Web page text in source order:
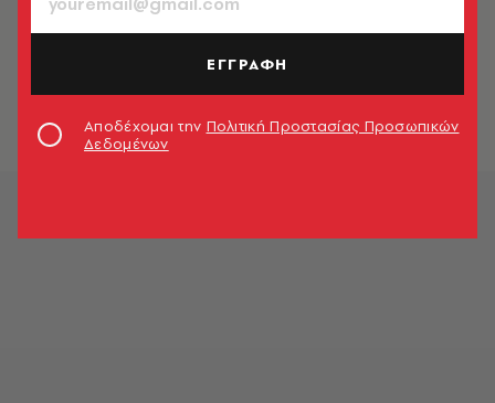
ΕΠΙΚΑΙΡΟΤΗΤΑ
Σαν σήμερα 13 Μαΐου του 1883
γεννήθηκε ο Γεώργιος
ΕΓΓΡΑΦΗ
Αποδέχομαι την Πολιτική Προστασίας Προσωπικών
Δεδομένων